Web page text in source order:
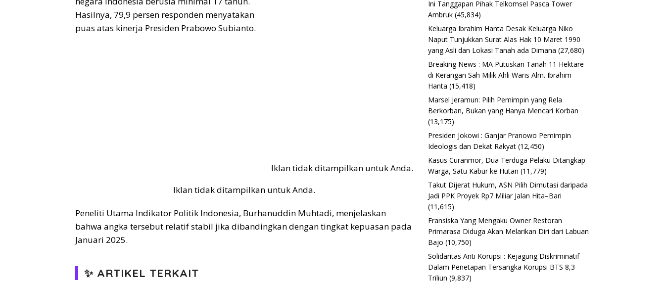
Iklan tidak ditampilkan untuk Anda.
Hasilnya, 79,9 persen responden menyatakan
puas atas kinerja Presiden Prabowo Subianto.
Iklan tidak ditampilkan untuk Anda.
Peneliti Utama Indikator Politik Indonesia, Burhanuddin Muhtadi, menjelaskan
bahwa angka tersebut relatif stabil jika dibandingkan dengan tingkat kepuasan pada
Januari 2025.
✨ ARTIKEL TERKAIT
Ini Tanggapan Pihak Telkomsel Pasca Tower
Ambruk (45,834)
Keluarga Ibrahim Hanta Desak Keluarga Niko
Naput Tunjukkan Surat Alas Hak 10 Maret 1990
yang Asli dan Lokasi Tanah ada Dimana (27,680)
Breaking News : MA Putuskan Tanah 11 Hektare
di Kerangan Sah Milik Ahli Waris Alm. Ibrahim
Hanta (15,418)
Marsel Jeramun: Pilih Pemimpin yang Rela
Berkorban, Bukan yang Hanya Mencari Korban
(13,175)
Presiden Jokowi : Ganjar Pranowo Pemimpin
Ideologis dan Dekat Rakyat (12,450)
Kasus Curanmor, Dua Terduga Pelaku Ditangkap
Warga, Satu Kabur ke Hutan (11,779)
Takut Dijerat Hukum, ASN Pilih Dimutasi daripada
Jadi PPK Proyek Rp7 Miliar Jalan Hita–Bari
(11,615)
Fransiska Yang Mengaku Owner Restoran
Primarasa Diduga Akan Melarikan Diri dari Labuan
Bajo (10,750)
Solidaritas Anti Korupsi : Kejagung Diskriminatif
Dalam Penetapan Tersangka Korupsi BTS 8,3
Triliun (9,837)